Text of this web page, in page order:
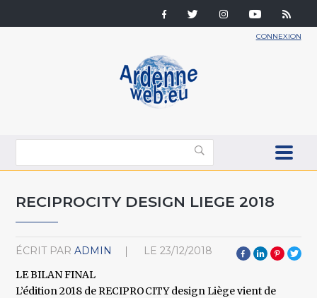
CONNEXION
RECIPROCITY DESIGN LIEGE 2018
ÉCRIT PAR ADMIN LE 23/12/2018
LE BILAN FINAL
L’édition 2018 de RECIPROCITY design Liège vient de